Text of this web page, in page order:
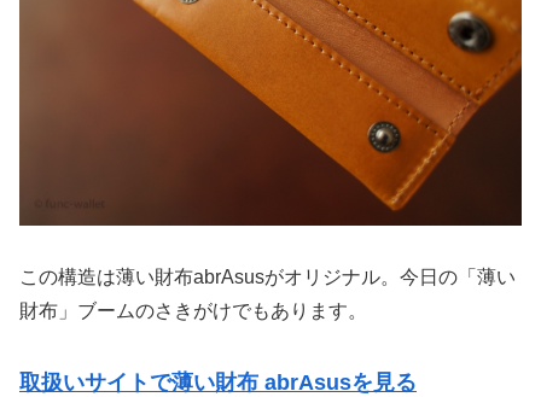
この構造は薄い財布abrAsusがオリジナル。今日の「薄い
財布」ブームのさきがけでもあります。
取扱いサイトで薄い財布 abrAsusを見る